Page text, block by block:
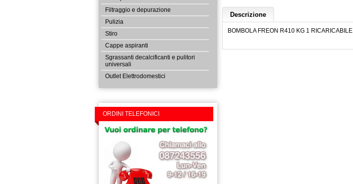
Filtraggio e depurazione
Pulizia
Stiro
Cappe aspiranti
Sgrassanti decalcificanti e pulitori
universali
Outlet Elettrodomestici
ORDINI TELEFONICI
Descrizione
BOMBOLA FREON R410 KG 1 RICARICABILE